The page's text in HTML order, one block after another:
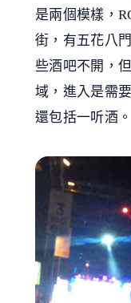
是兩個模樣，
街，有五花八
些酒吧不開，
域，進入是需
還包括一听酒。